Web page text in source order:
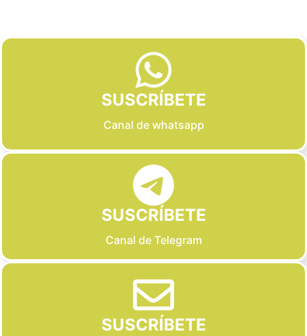
SUSCRÍBETE
Canal de whatsapp
SUSCRÍBETE
Canal de Telegram
SUSCRÍBETE